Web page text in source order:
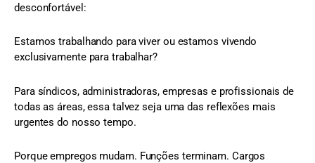
desconfortável:
Estamos trabalhando para viver ou estamos vivendo
exclusivamente para trabalhar?
Para síndicos, administradoras, empresas e profissionais de
todas as áreas, essa talvez seja uma das reflexões mais
urgentes do nosso tempo.
Porque empregos mudam. Funções terminam. Cargos